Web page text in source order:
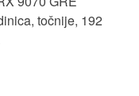
točnije, 192